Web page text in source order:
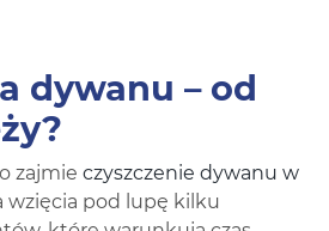
dywanu – od
zajmie czyszczenie dywanu w
wzięcia pod lupę kilku